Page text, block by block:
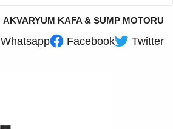
AKVARYUM KAFA & SUMP MOTORU
Whatsapp Facebook Twitter